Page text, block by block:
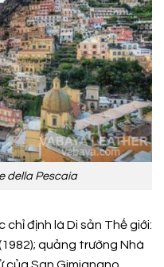
della Pescaia
định là Di sản Thế giới:
quảng trường Nhà
của San Gimignano